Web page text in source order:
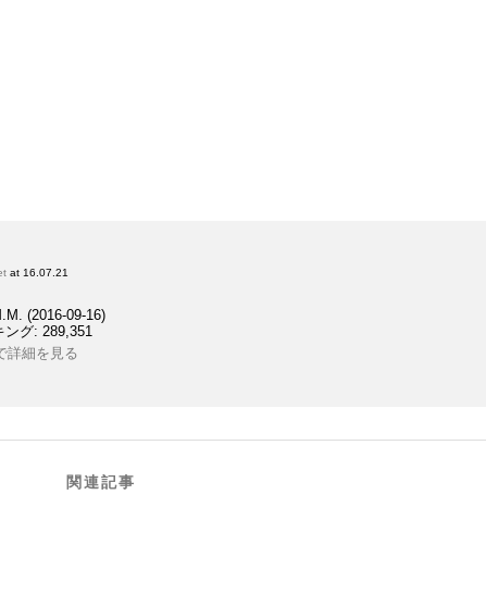
at 16.07.21
(2016-09-16)
ング: 289,351
詳細を見る
関連記事